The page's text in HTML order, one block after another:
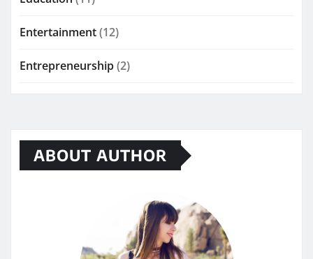
Entertainment(12)
Entrepreneurship(2)
ABOUT AUTHOR